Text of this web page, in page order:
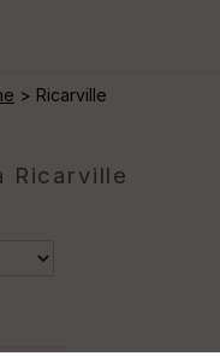
> Ricarville
Ricarville